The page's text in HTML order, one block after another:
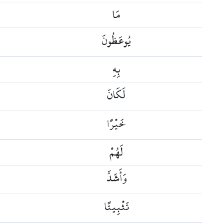
مَا
يُوعَظُونَ
بِهِ
لَكَانَ
خَيْرًا
لَهُمْ
وَأَشَدَّ
تَثْبِيتًا